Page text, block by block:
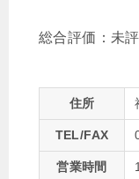
総合評価： 未
住所
TEL/FAX
営業時間